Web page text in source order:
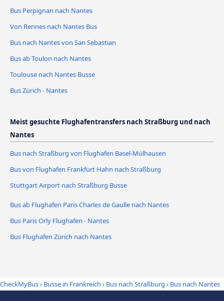
Bus Perpignan nach Nantes
Von Rennes nach Nantes Bus
Bus nach Nantes von San Sebastian
Bus ab Toulon nach Nantes
Toulouse nach Nantes Busse
Bus Zürich - Nantes
Meist gesuchte Flughafentransfers nach Straßburg und nach
Nantes
Bus nach Straßburg von Flughafen Basel-Mülhausen
Bus von Flughafen Frankfurt Hahn nach Straßburg
Stuttgart Airport nach Straßburg Busse
Bus ab Flughafen Paris Charles de Gaulle nach Nantes
Bus Paris Orly Flughafen - Nantes
Bus Flughafen Zürich nach Nantes
CheckMyBus› Busse in Frankreich › Bus nach Straßburg › Bus nach Nantes